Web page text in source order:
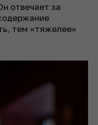
отвечает за
тем «тяжелее»